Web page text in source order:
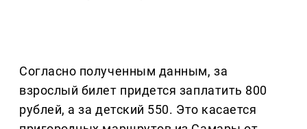
Согласно полученным данным, за
взрослый билет придется заплатить 800
рублей, а за детский 550. Это касается